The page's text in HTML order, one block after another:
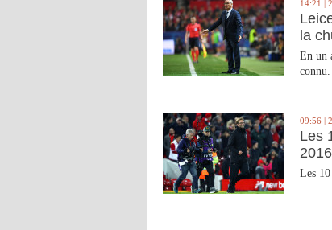
14:21 |
la
En un
connu.
09:56 |
Les
2016
Les